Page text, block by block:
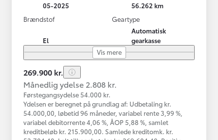
05-2025
56.262 km
Brændstof
El
Geartype
Automatisk
gearkasse
Vis mere
269.900 kr.
Månedlig ydelse 2.808 kr.
Førstegangsydelse 54.000 kr.
Ydelsen er beregnet på grundlag af: Udbetaling kr.
54.000,00, løbetid 96 måneder, variabel rente 3,99 %,
variabel debitorrente 4,06 %, ÅOP 5,88 %, samlet
kreditbeløb kr. 215.900,00. Samlede kreditomk. kr.